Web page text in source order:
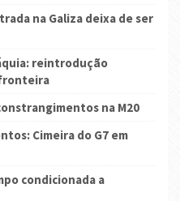
na Galiza deixa de ser
reintrodução
na M20
Cimeira do G7 em
condicionada a